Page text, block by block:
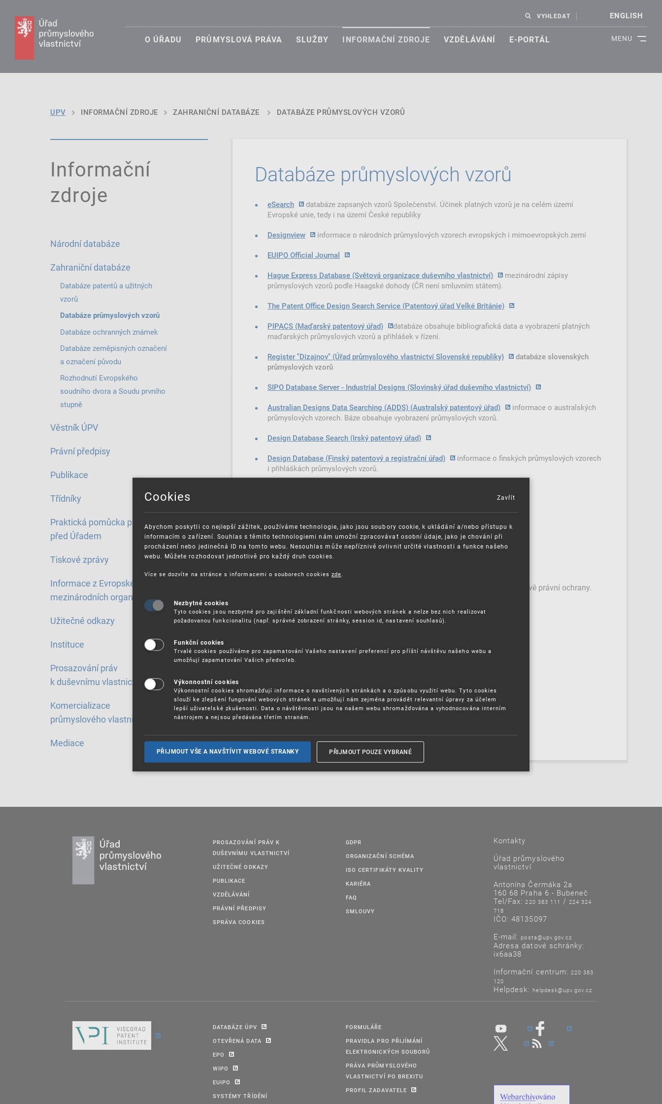
MENU
VYHLEDAT ENGLISH
O ÚŘADU PRŮMYSLOVÁ PRÁVA SLUŽBY INFORMAČNÍ ZDROJE VZDĚLÁVÁNÍ E-PORTÁL
UPV INFORMAČNÍ ZDROJE ZAHRANIČNÍ DATABÁZE DATABÁZE PRŮMYSLOVÝCH VZORŮ
Informační
zdroje
Národní databáze
Zahraniční databáze
Databáze patentů a užitných
vzorů
Databáze průmyslových vzorů
Databáze ochranných známek
Databáze zeměpisných označení
a označení původu
Rozhodnutí Evropského
soudního dvora a Soudu prvního
stupně
Věstník ÚPV
Právní předpisy
Publikace
Třídníky
Praktická pomůcka pro řízení
před Úřadem
Tiskové zprávy
Informace z Evropské unie a
mezinárodních organizací
Užitečné odkazy
Instituce
Prosazování práv
k duševnímu vlastnictví
Komercializace
průmyslového vlastnictví
Mediace
Databáze průmyslových vzorů
eSearch
databáze zapsaných vzorů Společenství. Účinek platných vzorů je na celém území
Evropské unie, tedy i na území České republiky
Designview informace o národních průmyslových vzorech evropských i mimoevropských zemí
EUIPO Official Journal
Hague Express Database (Světová organizace duševního vlastnictví)
mezinárodní zápisy
průmyslových vzorů podle Haagské dohody (ČR není smluvním státem).
The Patent Office Design Search Service (Patentový úřad Velké Británie)
PIPACS (Maďarský patentový úřad)
databáze obsahuje bibliografická data a vyobrazení platných
maďarských průmyslových vzorů a přihlášek v řízení.
Register "Dizajnov" (Úřad průmyslového vlastnictví Slovenské republiky)
databáze slovenských
průmyslových vzorů
SIPO Database Server - Industrial Designs (Slovinský úřad duševního vlastnictví)
Australian Designs Data Searching (ADDS) (Australský patentový úřad)
informace o australských
průmyslových vzorech. Báze obsahuje vyobrazení průmyslových vzorů.
Design Database Search (Irský patentový úřad)
Design Database (Finský patentový a registrační úřad)
informace o finských průmyslových vzorech
i přihláškách průmyslových vzorů.
Polish Patent Office (Polský patentový úřad)
Design Search (Rakouský patentový úřad)
Rešerše uvedených databází nenahrazuje práci specialistů pro oblast průmyslově právní ochrany.
PROSAZOVÁNÍ PRÁV K
DUŠEVNÍMU VLASTNICTVÍ
UŽITEČNÉ ODKAZY
PUBLIKACE
VZDĚLÁVÁNÍ
PRÁVNÍ PŘEDPISY
SPRÁVA COOKIES
GDPR
ORGANIZAČNÍ SCHÉMA
ISO CERTIFIKÁTY KVALITY
KARIÉRA
FAQ
SMLOUVY
Kontakty
Úřad průmyslového
vlastnictví
Antonína Čermáka 2a
160 68 Praha 6 - Bubeneč
Tel/Fax:220 383 111 /224 324
718
IČO: 48135097
E-mail: posta@upv.gov.cz
Adresa datové schránky:
ix6aa38
Informační centrum: 220 383
120
Helpdesk: helpdesk@upv.gov.cz
DATABÁZE ÚPV
OTEVŘENÁ DATA
EPO
WIPO
EUIPO
SYSTÉMY TŘÍDĚNÍ
FORMULÁŘE
PRAVIDLA PRO PŘIJÍMÁNÍ
ELEKTRONICKÝCH SOUBORŮ
PRÁVA PRŮMYSLOVÉHO
VLASTNICTVÍ PO BREXITU
PROFIL ZADAVATELE
Cookies
Abychom poskytli co nejlepší zážitek, používáme technologie, jako jsou soubory cookie, k ukládání a/nebo přístupu k
informacím o zařízení. Souhlas s těmito technologiemi nám umožní zpracovávat osobní údaje, jako je chování při
procházení nebo jedinečná ID na tomto webu. Nesouhlas může nepříznivě ovlivnit určité vlastnosti a funkce našeho
webu. Můžete rozhodovat jednotlivě pro každý druh cookies.
Více se dozvíte na stránce s informacemi o souborech cookies zde.
Nezbytné cookies
Tyto cookies jsou nezbytné pro zajištění základní funkčnosti webových stránek a nelze bez nich realizovat
požadovanou funkcionalitu (např. správné zobrazení stránky, session id, nastavení souhlasů).
Funkční cookies
Trvalé cookies používáme pro zapamatování Vašeho nastavení preferencí pro příští návštěvu našeho webu a
umožňují zapamatování Vašich předvoleb.
Výkonnostní cookies
Výkonnostní cookies shromažďují informace o navštívených stránkách a o způsobu využití webu. Tyto cookies
slouží ke zlepšení fungování webových stránek a umožňují nám zejména provádět relevantní úpravy za účelem
lepší uživatelské zkušenosti. Data o návštěvnosti jsou na našem webu shromažďována a vyhodnocována interním
nástrojem a nejsou předávána třetím stranám.
PŘIJMOUT VŠE A NAVŠTÍVIT WEBOVÉ STRANKY PŘIJMOUT POUZE VYBRANÉ
Zavřít